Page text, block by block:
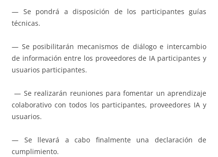
— Se pondrá a disposición de los participantes guías
técnicas.
— Se posibilitarán mecanismos de diálogo e intercambio
de información entre los proveedores de IA participantes y
usuarios participantes.
— Se realizarán reuniones para fomentar un aprendizaje
colaborativo con todos los participantes, proveedores IA y
usuarios.
— Se llevará a cabo finalmente una declaración de
cumplimiento.